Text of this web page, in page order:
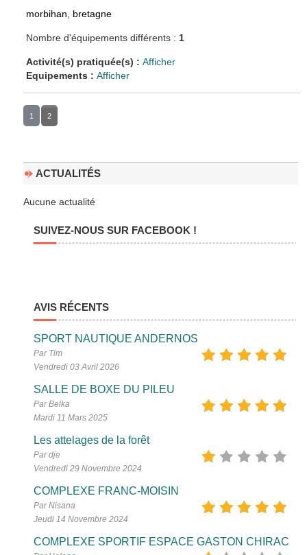
morbihan bretagne
Nombre d'équipements différents : 1
Activité(s) pratiquée(s) :Afficher
Equipements :Afficher
1 2
ACTUALITÉS
Aucune actualité
SUIVEZ-NOUS SUR FACEBOOK !
AVIS RÉCENTS
SPORT NAUTIQUE ANDERNOS
Par Tim
Vendredi 03 Avril 2026
SALLE DE BOXE DU PILEU
Par Belka
Mardi 11 Mars 2025
Les attelages de la forêt
Par dje
Vendredi 29 Novembre 2024
COMPLEXE FRANC-MOISIN
Par Nisana
Jeudi 14 Novembre 2024
COMPLEXE SPORTIF ESPACE GASTON CHIRAC